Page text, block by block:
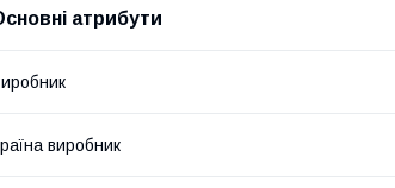
атрибути
виробник